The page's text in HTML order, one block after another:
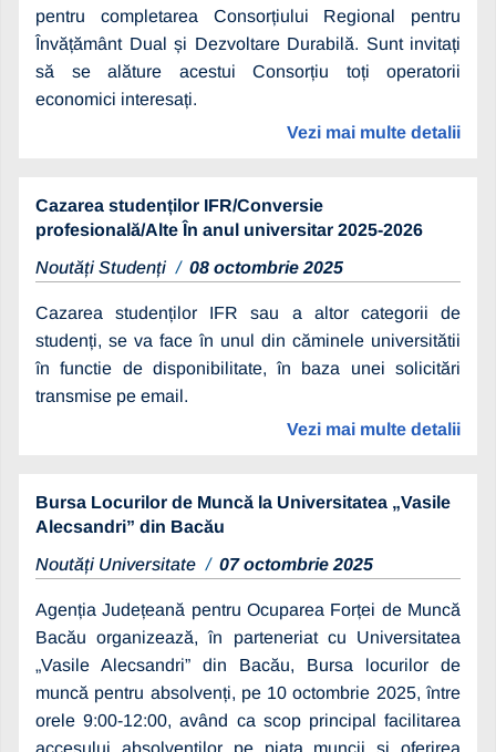
pentru completarea Consorțiului Regional pentru
Învățământ Dual și Dezvoltare Durabilă. Sunt invitați
să se alăture acestui Consorțiu toți operatorii
economici interesați.
Vezi mai multe detalii
Cazarea studenților IFR/Conversie
profesională/Alte În anul universitar 2025-2026
Noutăți Studenți
08 octombrie 2025
Cazarea studenților IFR sau a altor categorii de
studenți, se va face în unul din căminele universitătii
în functie de disponibilitate, în baza unei solicitări
transmise pe email.
Vezi mai multe detalii
Bursa Locurilor de Muncă la Universitatea „Vasile
Alecsandri” din Bacău
Noutăți Universitate
07 octombrie 2025
Agenția Județeană pentru Ocuparea Forței de Muncă
Bacău organizează, în parteneriat cu Universitatea
„Vasile Alecsandri” din Bacău, Bursa locurilor de
muncă pentru absolvenți, pe 10 octombrie 2025, între
orele 9:00-12:00, având ca scop principal facilitarea
accesului absolvenților pe piața muncii și oferirea